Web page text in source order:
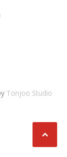
Tonjoo Studio